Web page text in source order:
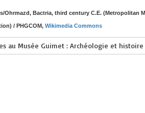
Ohrmazd, Bactria, third century C.E. (Metropolitan
/ PHGCOM, Wikimedia Commons
au Musée Guimet : Archéologie et histoire